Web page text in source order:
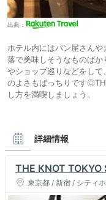
出典：
ホテル内にはパン屋さん
落で美味しそうなものばか
やショップ巡りなどをし
のよさもばっちりです
し方を満喫しましょう。
詳細情報
THE KNOT
東京都 / 新宿 / シティ